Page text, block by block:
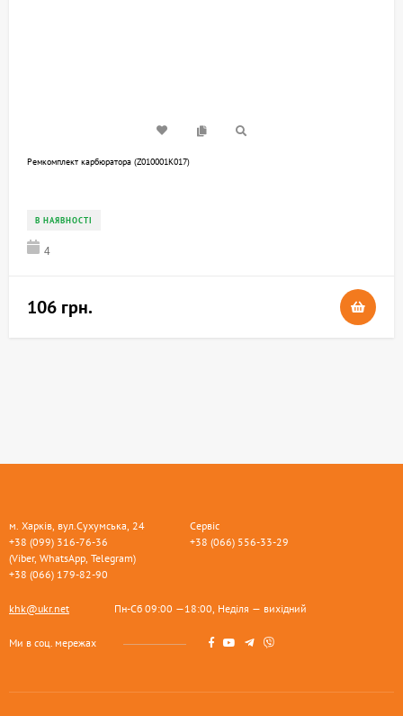
Ремкомплект карбюратора (Z010001K017)
В НАЯВНОСТІ
4
106 грн.
м. Харків, вул.Сухумська, 24
+38 (099) 316-76-36
(Viber, WhatsApp, Telegram)
+38 (066) 179-82-90
Сервіс
+38 (066) 556-33-29
khk@ukr.net Пн-Сб 09:00 —18:00, Неділя — вихідний
Ми в соц. мережах